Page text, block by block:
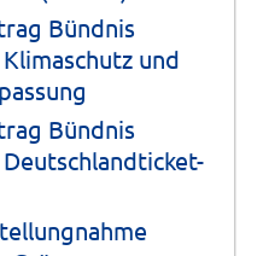
Bündnis
und
Bündnis